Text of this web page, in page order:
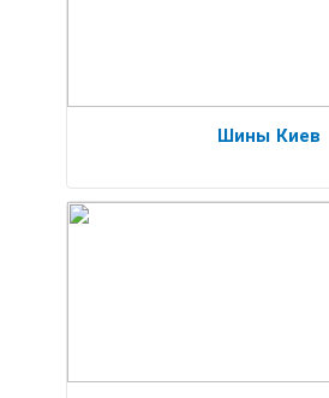
Шины Киев